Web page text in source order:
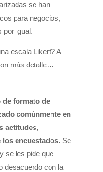
se han
para negocios,
por igual.
escala Likert? A
más detalle…
de formato de
comúnmente en
actitudes,
los encuestados. Se
se les pide que
desacuerdo con la